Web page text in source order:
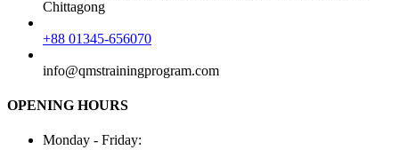
Chittagong
+88 01345-656070
info@qmstrainingprogram.com
OPENING HOURS
Monday - Friday: